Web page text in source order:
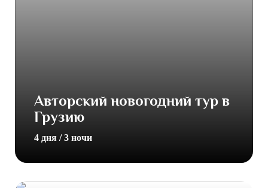
Авторский новогодний тур в
Грузию
4 дня / 3 ночи